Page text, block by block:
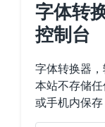
字体转
控制台
字体转换器
本站不存储
或手机内保存